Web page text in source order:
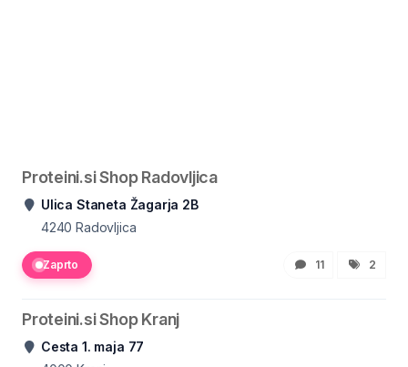
Proteini.si Shop Radovljica
Ulica Staneta Žagarja 2B
4240 Radovljica
Zaprto 11 2
Proteini.si Shop Kranj
Cesta 1. maja 77